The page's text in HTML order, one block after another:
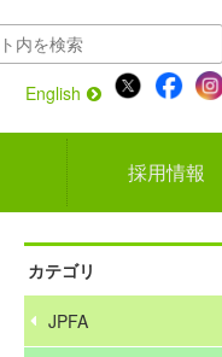
English
採用情報
カテゴリ
JPFA